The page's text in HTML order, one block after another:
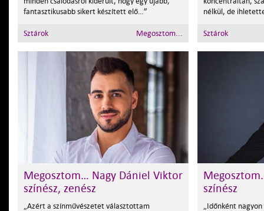
fantasztikusabb sikert készített elő…”
Sztárok Megosztom...
nélkül, de
Sztárok
Megosztom… Nagy Dániel Viktor
színész, zenész
„Azért a színművészetet választottam
színész
„Időnként